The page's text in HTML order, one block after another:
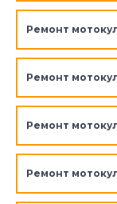
Ремонт
Ремонт
Ремонт
Ремонт